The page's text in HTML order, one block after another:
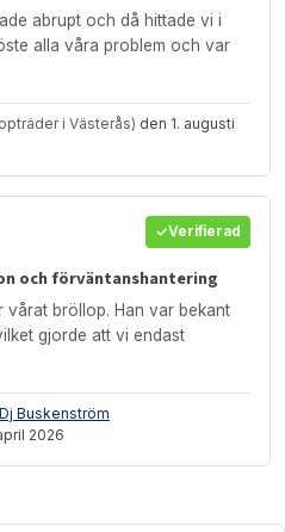
abrupt och då hittade vi i
alla våra problem och var
i Västerås) den 1. augusti
Verifierad
och förväntanshantering
vårat bröllop. Han var bekant
gjorde att vi endast
Dj Buskenström
2026